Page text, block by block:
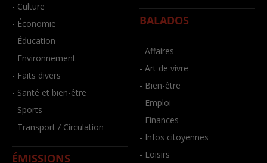
- Culture
- Économie
- Éducation
- Environnement
- Faits divers
- Santé et bien-être
- Sports
- Transport / Circulation
ÉMISSIONS
BALADOS
- Affaires
- Art de vivre
- Bien-être
- Emploi
- Finances
- Infos citoyennes
- Loisirs